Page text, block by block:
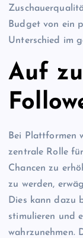
Budget von ein
Unterschied im
Auf
Bei Plattformen
zentrale Rolle
Chancen zu
zu werden,
Dies kann dazu
stimulieren und
wahrzunehmen.